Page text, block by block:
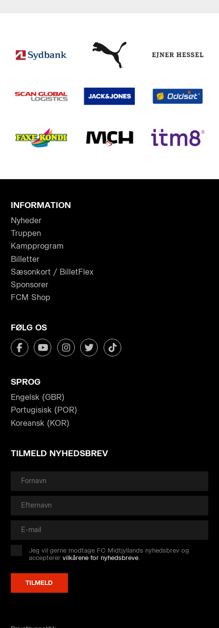
INFORMATION
Nyheder
Truppen
Kampprogram
Billetter
Sæsonkort / BilletFlex
Sponsorer
FCM Shop
FØLG OS
SPROG
Engelsk (GBR)
Portugisisk (POR)
Koreansk (KOR)
TILMELD NYHEDSBREV
Jeg vil gerne modtage FC Midtjyllands nyhedsbrev og
accepterervilkårene for nyhedsbreve.